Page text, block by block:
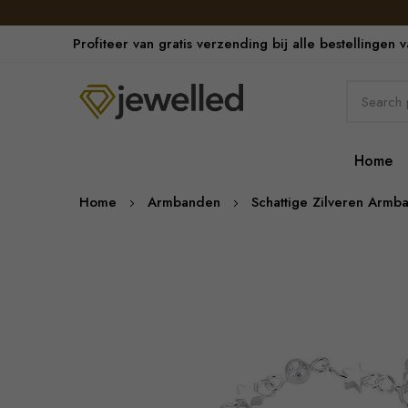
Profiteer van gratis verzending bij alle bestellingen
Home
Home Armbanden Schattige Zilveren